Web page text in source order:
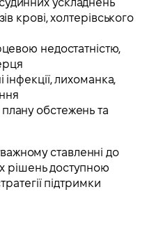
крові, холтерівського
недостатністю,
інфекції, лихоманка,
обстежень та
ставленні до
рішень доступною
підтримки